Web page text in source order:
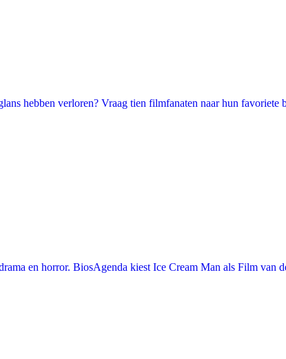
hebben verloren? Vraag tien filmfanaten naar hun favoriete
en horror. BiosAgenda kiest Ice Cream Man als Film van